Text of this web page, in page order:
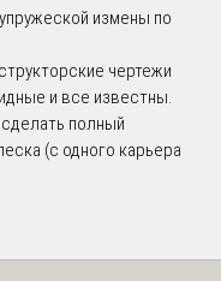
измены по
чертежи
и все известны.
полный
(с одного карьера